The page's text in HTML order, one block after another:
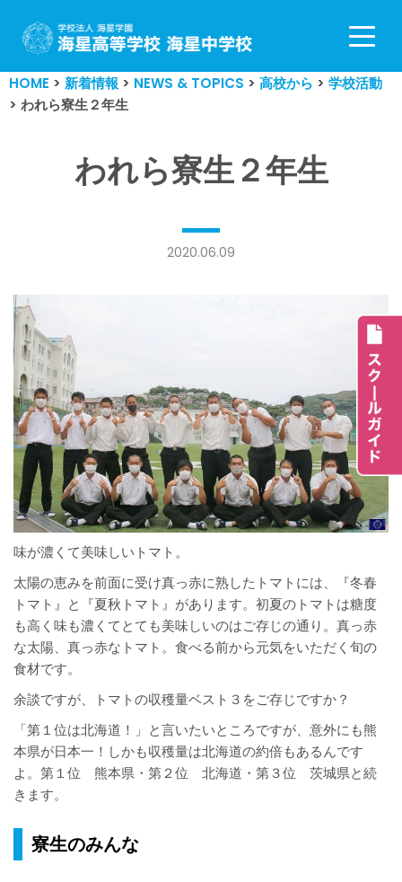
コ
ン
テ
ン
HOME > 新着情報 > NEWS & TOPICS > 高校から > 学校活動
> われら寮生２年生
われら寮生２年生
2020.06.09
味が濃くて美味しいトマト。
太陽の恵みを前面に受け真っ赤に熟したトマトには、『冬春
トマト』と『夏秋トマト』があります。初夏のトマトは糖度
も高く味も濃くてとても美味しいのはご存じの通り。真っ赤
な太陽、真っ赤なトマト。食べる前から元気をいただく旬の
食材です。
余談ですが、トマトの収穫量ベスト３をご存じですか？
「第１位は北海道！」と言いたいところですが、意外にも熊
本県が日本一！しかも収穫量は北海道の約倍もあるんです
よ。第１位 熊本県・第２位 北海道・第３位 茨城県と続
きます。
寮生のみんな